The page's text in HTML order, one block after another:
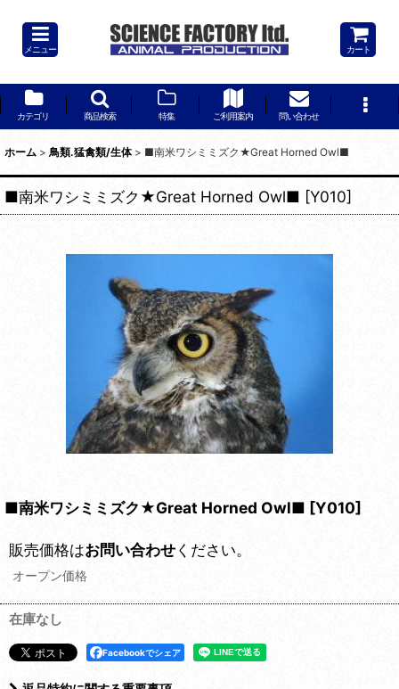
メニュー カート
カテゴリ 商品検索 特集 ご利用案内 問い合わせ
ホーム > 鳥類.猛禽類/生体 > ■南米ワシミミズク★Great Horned Owl■
■南米ワシミミズク★Great Horned Owl■ [Y010]
■南米ワシミミズク★Great Horned Owl■ [Y010]
販売価格はお問い合わせください。
オープン価格
在庫なし
Facebookでシェア